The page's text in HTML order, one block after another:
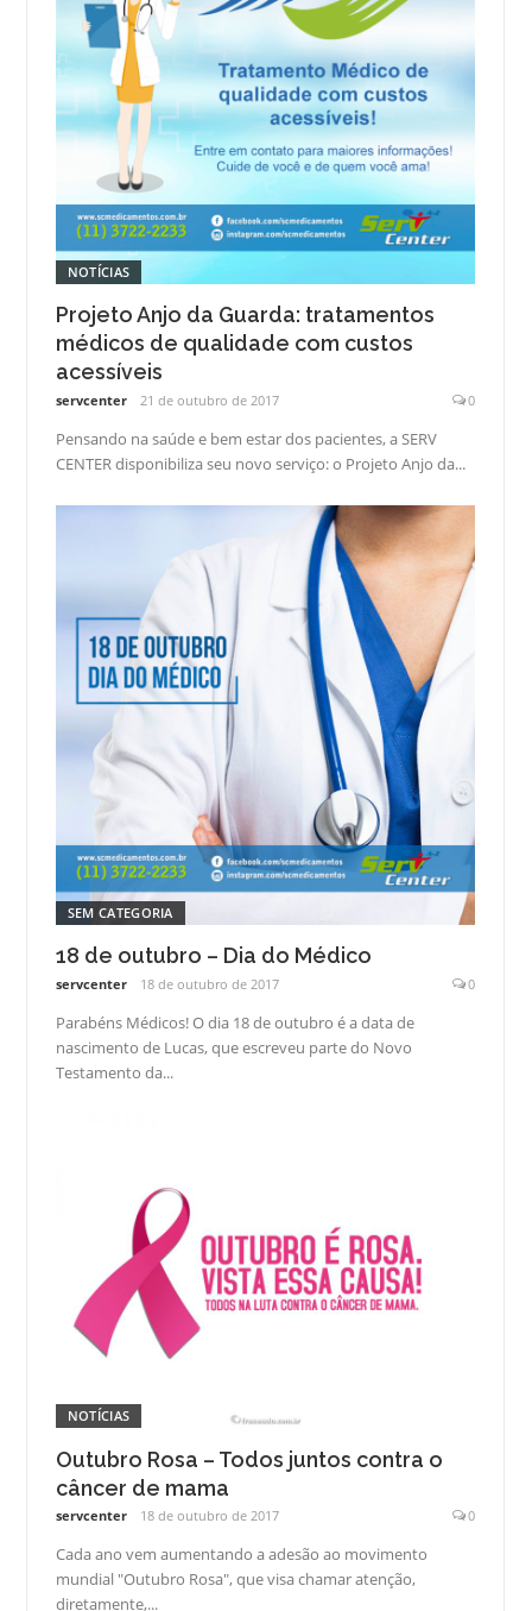
NOTÍCIAS
Projeto Anjo da Guarda: tratamentos
médicos de qualidade com custos
acessíveis
servcenter 21 de outubro de 2017 0
Pensando na saúde e bem estar dos pacientes, a SERV
CENTER disponibiliza seu novo serviço: o Projeto Anjo da...
SEM CATEGORIA
18 de outubro – Dia do Médico
servcenter 18 de outubro de 2017 0
Parabéns Médicos! O dia 18 de outubro é a data de
nascimento de Lucas, que escreveu parte do Novo
Testamento da...
NOTÍCIAS
Outubro Rosa – Todos juntos contra o
câncer de mama
servcenter 18 de outubro de 2017 0
Cada ano vem aumentando a adesão ao movimento
mundial "Outubro Rosa", que visa chamar atenção,
diretamente,...